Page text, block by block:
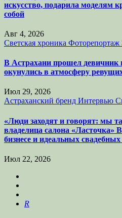
искусство, подарила моделям
собой
Авг 4, 2026
Светская хроника Фоторепортаж
В Астрахани прошел девичник
окунулись в атмосферу
Июл 29, 2026
Астраханский бренд Интервью
«Люди заходят и говорят: мы
владелица салона «Ласточка»
бизнесе и идеальных
Июл 22, 2026
R